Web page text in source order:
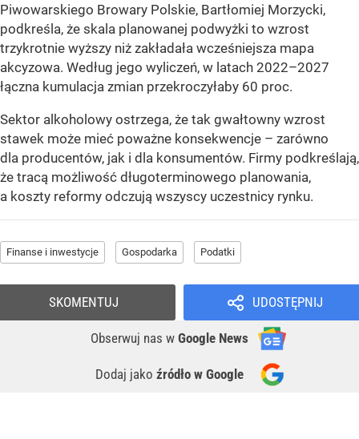
Piwowarskiego Browary Polskie, Bartłomiej Morzycki,
podkreśla, że skala planowanej podwyżki to wzrost
trzykrotnie wyższy niż zakładała wcześniejsza mapa
akcyzowa. Według jego wyliczeń, w latach 2022–2027
łączna kumulacja zmian przekroczyłaby 60 proc.
Sektor alkoholowy ostrzega, że tak gwałtowny wzrost
stawek może mieć poważne konsekwencje – zarówno
dla producentów, jak i dla konsumentów. Firmy podkreślają,
że tracą możliwość długoterminowego planowania,
a koszty reformy odczują wszyscy uczestnicy rynku.
Finanse i inwestycje Gospodarka Podatki
UDOSTĘPNIJ
Obserwuj nas w Google News
Dodaj jako źródło w Google
SKOMENTUJ